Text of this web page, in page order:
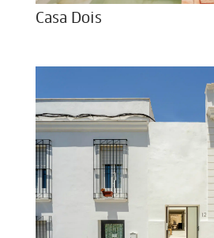
Casa Dois